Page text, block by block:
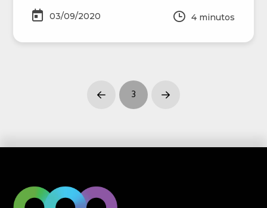
03/09/2020 4 minutos
Prev 3 Next